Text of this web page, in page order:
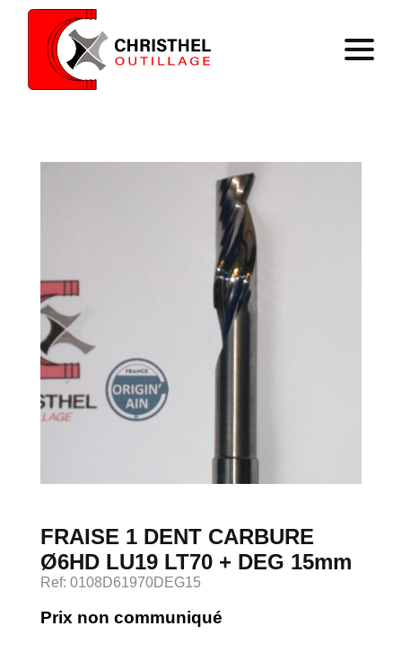
Savoir faire
Catalogue
Contact
Devenir client
FRAISE 1 DENT CARBURE
Ø6HD LU19 LT70 + DEG 15mm
Ref: 0108D61970DEG15
Prix non communiqué